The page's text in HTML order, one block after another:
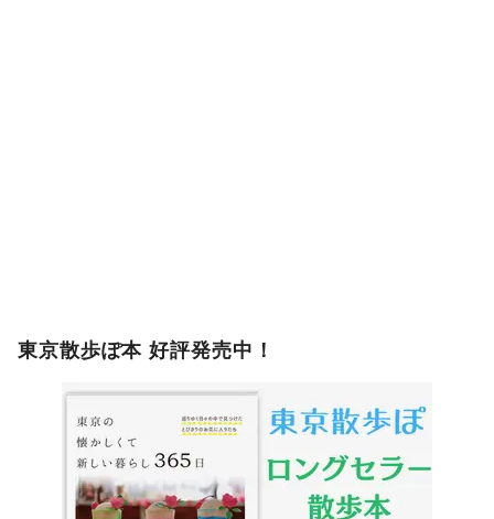
東京散歩ぽ本 好評発売中！